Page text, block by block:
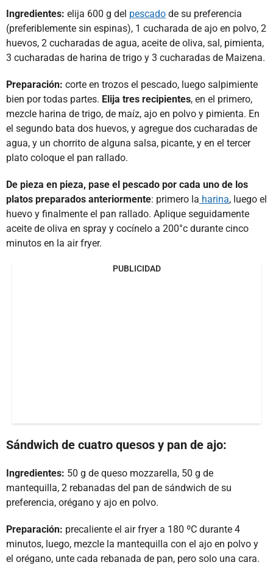
Ingredientes: elija 600 g del pescado de su preferencia
(preferiblemente sin espinas), 1 cucharada de ajo en polvo, 2
huevos, 2 cucharadas de agua, aceite de oliva, sal, pimienta,
3 cucharadas de harina de trigo y 3 cucharadas de Maizena.
Preparación: corte en trozos el pescado, luego salpimiente
bien por todas partes. Elija tres recipientes, en el primero,
mezcle harina de trigo, de maíz, ajo en polvo y pimienta. En
el segundo bata dos huevos, y agregue dos cucharadas de
agua, y un chorrito de alguna salsa, picante, y en el tercer
plato coloque el pan rallado.
De pieza en pieza, pase el pescado por cada uno de los
platos preparados anteriormente: primero la harina, luego el
huevo y finalmente el pan rallado. Aplique seguidamente
aceite de oliva en spray y cocínelo a 200°c durante cinco
minutos en la air fryer.
PUBLICIDAD
Sándwich de cuatro quesos y pan de ajo:
Ingredientes: 50 g de queso mozzarella, 50 g de
mantequilla, 2 rebanadas del pan de sándwich de su
preferencia, orégano y ajo en polvo.
Preparación: precaliente el air fryer a 180 ºC durante 4
minutos, luego, mezcle la mantequilla con el ajo en polvo y
el orégano, unte cada rebanada de pan, pero solo una cara.